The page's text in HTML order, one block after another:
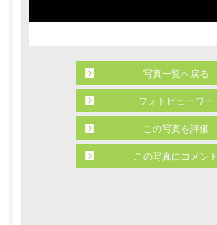
写真一覧へ戻る
フォトビューワー
この写真を評価
この写真にコメント